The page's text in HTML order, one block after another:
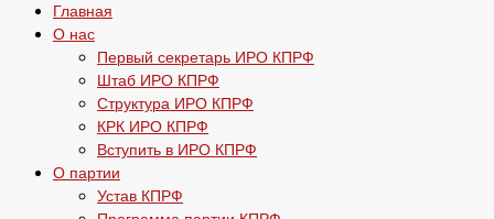
Главная
О нас
Первый секретарь ИРО КПРФ
Штаб ИРО КПРФ
Структура ИРО КПРФ
КРК ИРО КПРФ
Вступить в ИРО КПРФ
О партии
Устав КПРФ